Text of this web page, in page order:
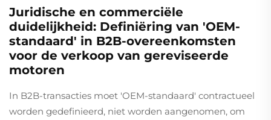
Juridische en commerciële
duidelijkheid: Definiëring van 'OEM-
standaard' in B2B-overeenkomsten
voor de verkoop van gereviseerde
motoren
In B2B-transacties moet 'OEM-standaard' contractueel
worden gedefinieerd, niet worden aangenomen, om